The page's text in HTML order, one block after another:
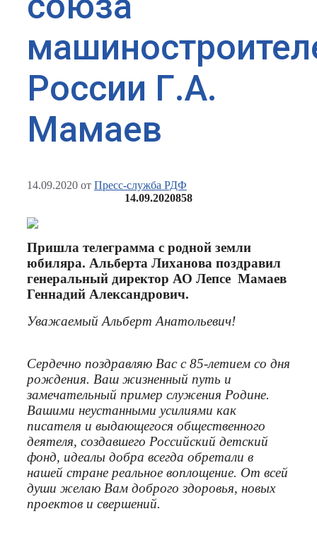
России Г.А.
Мамаев
14.09.2020 от Пресс-служба РДФ
14.09.2020858
Пришла телеграмма с родной земли
юбиляра. Альберта Лиханова поздравил
генеральный директор АО Лепсе Мамаев
Геннадий Александрович.
Уважаемый Альберт Анатольевич!
Сердечно поздравляю Вас с 85-летием со дня
рождения. Ваш жизненный путь и
замечательный пример служения Родине.
Вашими неустанными усилиями как
писателя и выдающегося общественного
деятеля, создавшего Российский детский
фонд, идеалы добра всегда обретали в
нашей стране реальное воплощение. От всей
души желаю Вам доброго здоровья, новых
проектов и свершений.